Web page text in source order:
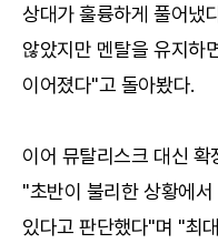
상대가 훌륭하게 풀어냈
않았지만 멘탈을 유지하
이어졌다"고 돌아봤다.
이어 뮤탈리스크 대신
"초반이 불리한 상황에
있다고 판단했다"며 "최